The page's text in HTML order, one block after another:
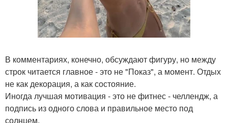
В комментариях, конечно, обсуждают фигуру, но между
строк читается главное - это не "Показ", а момент. Отдых
не как декорация, а как состояние.
Иногда лучшая мотивация - это не фитнес - челлендж, а
подпись из одного слова и правильное место под
солнцем.